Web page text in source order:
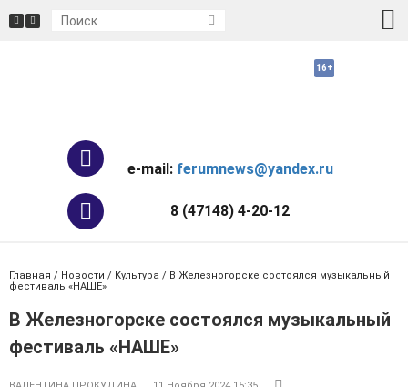
e-mail: ferumnews@yandex.ru
8 (47148) 4-20-12
Главная / Новости / Культура / В Железногорске состоялся музыкальный
фестиваль «НАШЕ»
В Железногорске состоялся музыкальный
фестиваль «НАШЕ»